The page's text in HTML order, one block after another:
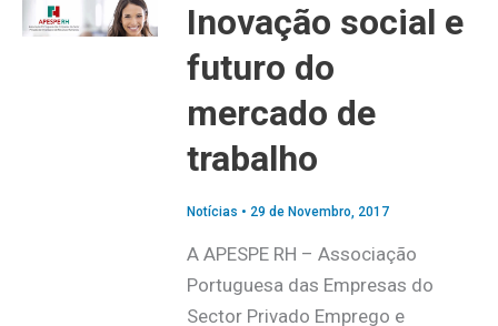
Inovação social e
futuro do
mercado de
trabalho
Notícias • 29 de Novembro, 2017
A APESPE RH – Associação
Portuguesa das Empresas do
Sector Privado Emprego e